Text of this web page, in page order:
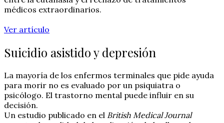
médicos extraordinarios.
Ver artículo
Suicidio asistido y depresión
La mayoría de los enfermos terminales que pide ayuda
para morir no es evaluado por un psiquiatra o
psicólogo. El trastorno mental puede influir en su
decisión.
Un estudio publicado en el British Medical Journal